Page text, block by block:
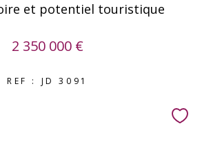
et potentiel touristique
2 350 000 €
REF : JD 3091